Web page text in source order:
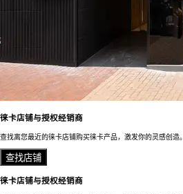
徕卡店铺与授权经销商
查找离您最近的徕卡店铺购买徕卡产品，激发你的灵感创造。
查找店铺
徕卡店铺与授权经销商